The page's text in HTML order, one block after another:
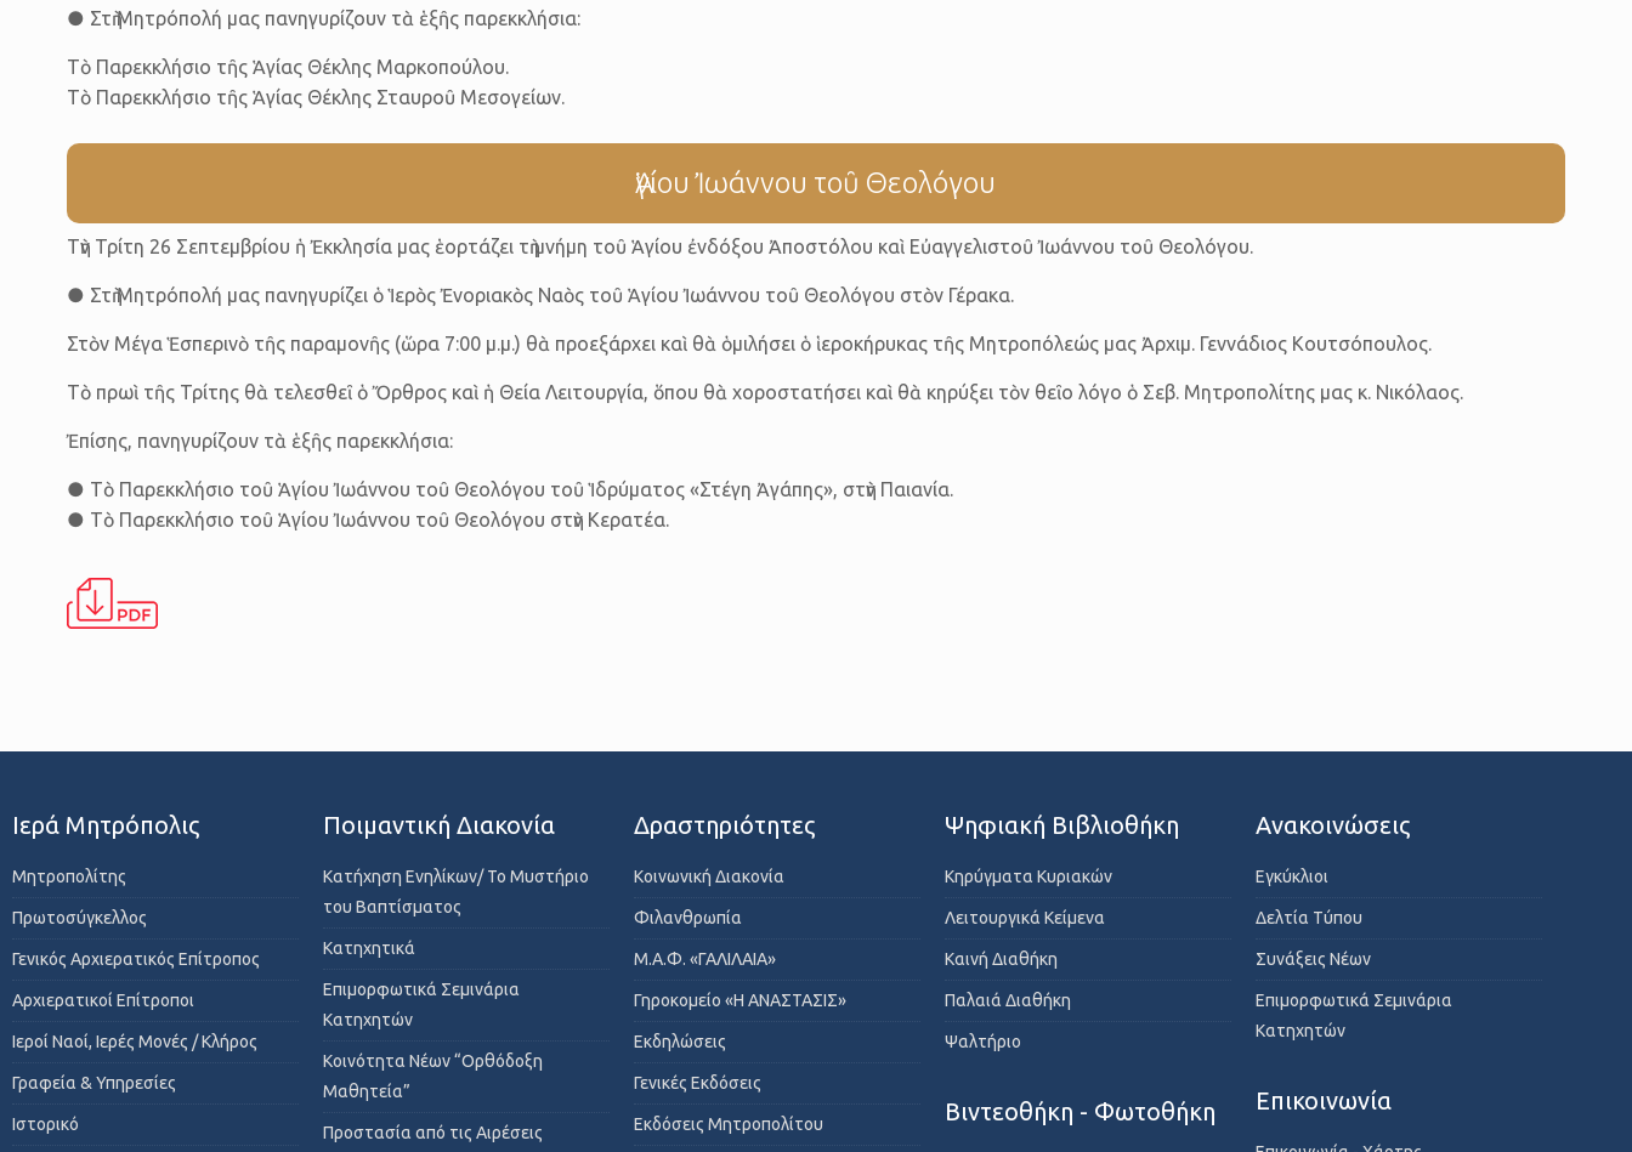
● Στὴ Μητρόπολή μας πανηγυρίζουν τὰ ἑξῆς παρεκκλήσια:
Τὸ Παρεκκλήσιο τῆς Ἁγίας Θέκλης Μαρκοπούλου.
Τὸ Παρεκκλήσιο τῆς Ἁγίας Θέκλης Σταυροῦ Μεσογείων.
Ἁγίου Ἰωάννου τοῦ Θεολόγου
Τὴν Τρίτη 26 Σεπτεμβρίου ἡ Ἐκκλησία μας ἑορτάζει τὴ μνήμη τοῦ Ἁγίου ἐνδόξου Ἀποστόλου καὶ Εὐαγγελιστοῦ Ἰωάννου τοῦ Θεολόγου.
● Στὴ Μητρόπολή μας πανηγυρίζει ὁ Ἱερὸς Ἐνοριακὸς Ναὸς τοῦ Ἁγίου Ἰωάννου τοῦ Θεολόγου στὸν Γέρακα.
Στὸν Μέγα Ἑσπερινὸ τῆς παραμονῆς (ὥρα 7:00 μ.μ.) θὰ προεξάρχει καὶ θὰ ὁμιλήσει ὁ ἱεροκήρυκας τῆς Μητροπόλεώς μας Ἀρχιμ. Γεννάδιος Κουτσόπουλος.
Τὸ πρωὶ τῆς Τρίτης θὰ τελεσθεῖ ὁ Ὄρθρος καὶ ἡ Θεία Λειτουργία, ὅπου θὰ χοροστατήσει καὶ θὰ κηρύξει τὸν θεῖο λόγο ὁ Σεβ. Μητροπολίτης μας κ. Νικόλαος.
Ἐπίσης, πανηγυρίζουν τὰ ἑξῆς παρεκκλήσια:
● Τὸ Παρεκκλήσιο τοῦ Ἁγίου Ἰωάννου τοῦ Θεολόγου τοῦ Ἱδρύματος «Στέγη Ἀγάπης», στὴν Παιανία.
● Tὸ Παρεκκλήσιο τοῦ Ἁγίου Ἰωάννου τοῦ Θεολόγου στὴν Κερατέα.
Ιερά Μητρόπολις
Μητροπολίτης
Πρωτοσύγκελλος
Γενικός Αρχιερατικός Επίτροπος
Αρχιερατικοί Επίτροποι
Ιεροί Ναοί, Ιερές Μονές / Κλήρος
Γραφεία & Υπηρεσίες
Ιστορικό
Ποιμαντική Διακονία
Κατήχηση Ενηλίκων/ Το Μυστήριο
του Βαπτίσματος
Κατηχητικά
Επιμορφωτικά Σεμινάρια
Κατηχητών
Κοινότητα Νέων “Ορθόδοξη
Μαθητεία”
Προστασία από τις Αιρέσεις
Δραστηριότητες
Κοινωνική Διακονία
Φιλανθρωπία
Μ.Α.Φ. «ΓΑΛΙΛΑΙΑ»
Γηροκομείο «Η ΑΝΑΣΤΑΣΙΣ»
Εκδηλώσεις
Γενικές Εκδόσεις
Εκδόσεις Μητροπολίτου
Ψηφιακή Βιβλιοθήκη
Κηρύγματα Κυριακών
Λειτουργικά Κείμενα
Καινή Διαθήκη
Παλαιά Διαθήκη
Ψαλτήριο
Βιντεοθήκη - Φωτοθήκη
Ανακοινώσεις
Εγκύκλιοι
Δελτία Τύπου
Συνάξεις Νέων
Επιμορφωτικά Σεμινάρια
Κατηχητών
Επικοινωνία